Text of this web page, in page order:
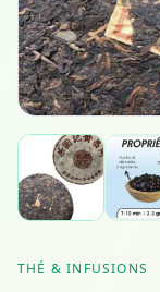
THÉ & INFUSIONS